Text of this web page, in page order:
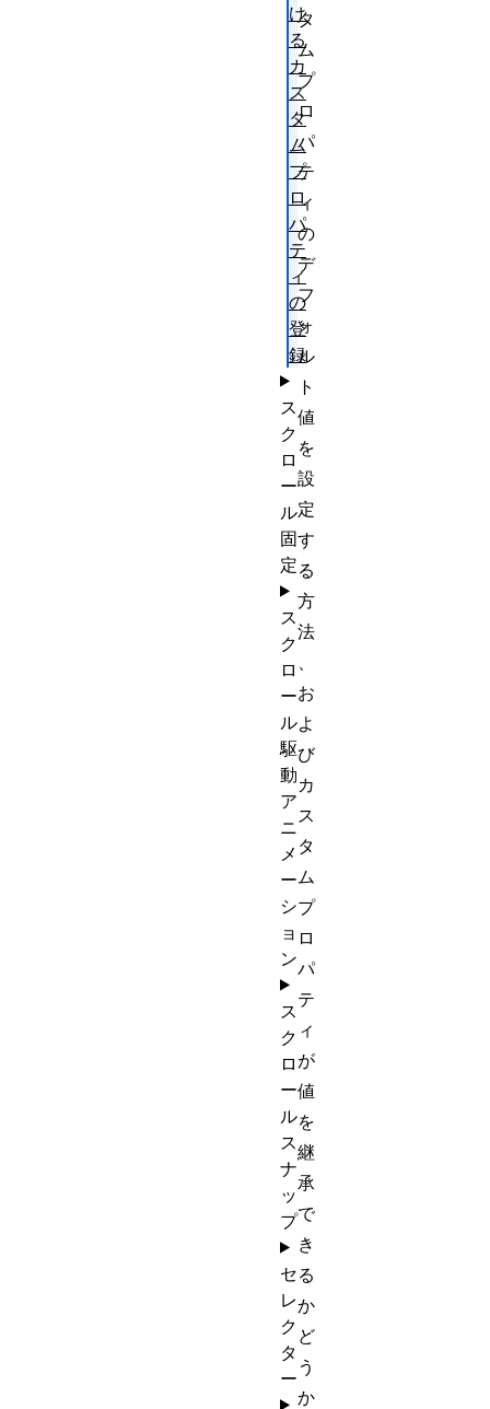
タ
ム
プ
ロ
パ
テ
ィ
の
デ
フ
ォ
ル
ト
値
を
設
定
す
る
方
法
お
よ
び
カ
ス
タ
ム
プ
ロ
パ
テ
ィ
が
値
を
継
承
で
き
る
か
ど
う
か
け
る
カ
ス
タ
ム
プ
ロ
パ
テ
ィ
の
登
録
ス
ク
ロ
ー
ル
固
定
ス
ク
ロ
ー
ル
駆
動
ア
ニ
メ
ー
シ
ョ
ン
ス
ク
ロ
ー
ル
ス
ナ
ッ
プ
セ
レ
ク
タ
ー